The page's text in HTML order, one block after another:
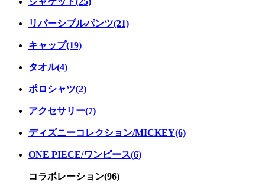
リバーシブルパンツ(21)
キャップ(19)
タオル(4)
ポロシャツ(2)
アクセサリー(7)
ディズニーコレクション/MICKEY(6)
ONE PIECE/ワンピース(6)
コラボレーション(96)